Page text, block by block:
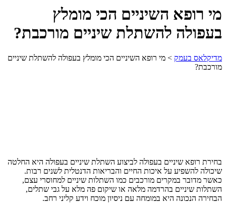
מי רופא השיניים הכי מומלץ
בעפולה להשתלת שיניים מורכבת?
מדיקלאס בעמק > מי רופא השיניים הכי מומלץ בעפולה להשתלת שיניים
מורכבת?
בחירת רופא שיניים בעפולה לביצוע השתלת שיניים בעפולה היא החלטה
שיכולה להשפיע על איכות החיים והבריאות הדנטלית לשנים רבות.
כאשר מדובר במקרים מורכבים כמו השתלות שיניים למחוסרי עצם,
השתלות שיניים בהרדמה מלאה או שיקום פה מלא על גבי שתלים,
הבחירה הנכונה היא במומחה עם ניסיון מוכח וידע קליני רחב.